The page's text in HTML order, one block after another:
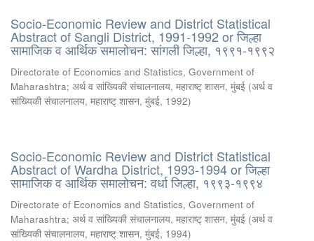
Socio-Economic Review and District Statistical
Abstract of Sangli District, 1991-1992 or जिल्हा
सामाजिक व आर्थिक समालोचन: सांगली जिल्हा, १९९१-१९९२
Directorate of Economics and Statistics, Government of
Maharashtra; अर्थ व सांख्यिकी संचालनालय, महाराष्ट् शासन, मुंबई (अर्थ व
सांख्यिकी संचालनालय, महाराष्ट् शासन, मुंबई, 1992)
Socio-Economic Review and District Statistical
Abstract of Wardha District, 1993-1994 or जिल्हा
सामाजिक व आर्थिक समालोचन: वर्धा जिल्हा, १९९३-१९९४
Directorate of Economics and Statistics, Government of
Maharashtra; अर्थ व सांख्यिकी संचालनालय, महाराष्ट् शासन, मुंबई (अर्थ व
सांख्यिकी संचालनालय, महाराष्ट् शासन, मुंबई, 1994)